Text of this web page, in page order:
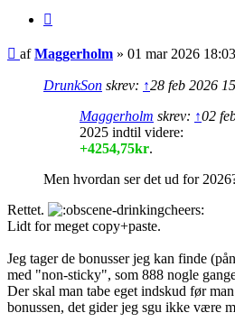
Indlæg
afMaggerholm » 01 mar 2026 18:03
DrunkSon skrev: ↑28 feb 2026
Maggerholm skrev: ↑02
2025 indtil videre:
+4254,75kr.
Men hvordan ser det ud for
Rettet.
Lidt for meget copy+paste.
Jeg tager de bonusser jeg kan finde
med "non-sticky", som 888 nogle
Der skal man tabe eget indskud før
bonussen, det gider jeg sgu ikke være